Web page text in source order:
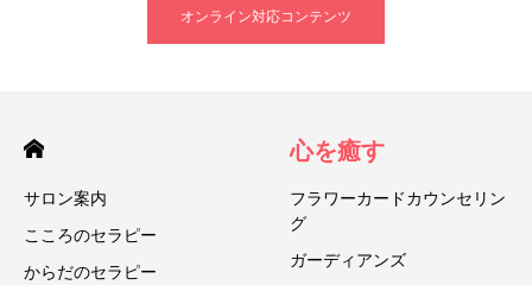
オンライン対応コンテンツ
サロン案内
こころのセラピー
からだのセラピー
心を癒す
フラワーカードカウンセリン
グ
ガーディアンズ